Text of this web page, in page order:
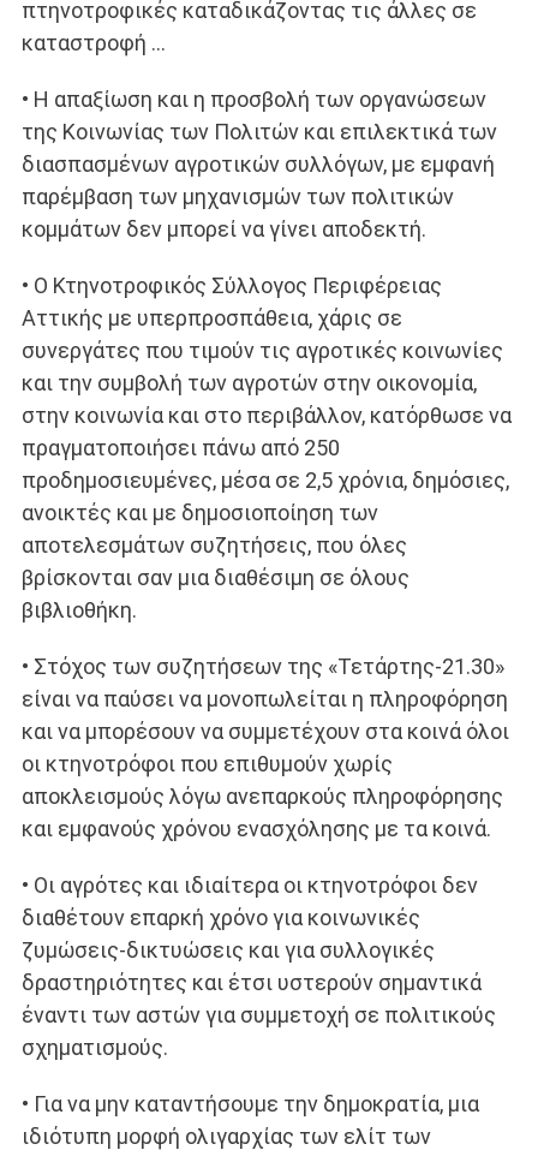
πτηνοτροφικές καταδικάζοντας τις άλλες σε
καταστροφή …
• Η απαξίωση και η προσβολή των οργανώσεων
της Κοινωνίας των Πολιτών και επιλεκτικά των
διασπασμένων αγροτικών συλλόγων, με εμφανή
παρέμβαση των μηχανισμών των πολιτικών
κομμάτων δεν μπορεί να γίνει αποδεκτή.
• Ο Κτηνοτροφικός Σύλλογος Περιφέρειας
Αττικής με υπερπροσπάθεια, χάρις σε
συνεργάτες που τιμούν τις αγροτικές κοινωνίες
και την συμβολή των αγροτών στην οικονομία,
στην κοινωνία και στο περιβάλλον, κατόρθωσε να
πραγματοποιήσει πάνω από 250
προδημοσιευμένες, μέσα σε 2,5 χρόνια, δημόσιες,
ανοικτές και με δημοσιοποίηση των
αποτελεσμάτων συζητήσεις, που όλες
βρίσκονται σαν μια διαθέσιμη σε όλους
βιβλιοθήκη.
• Στόχος των συζητήσεων της «Τετάρτης-21.30»
είναι να παύσει να μονοπωλείται η πληροφόρηση
και να μπορέσουν να συμμετέχουν στα κοινά όλοι
οι κτηνοτρόφοι που επιθυμούν χωρίς
αποκλεισμούς λόγω ανεπαρκούς πληροφόρησης
και εμφανούς χρόνου ενασχόλησης με τα κοινά.
• Οι αγρότες και ιδιαίτερα οι κτηνοτρόφοι δεν
διαθέτουν επαρκή χρόνο για κοινωνικές
ζυμώσεις-δικτυώσεις και για συλλογικές
δραστηριότητες και έτσι υστερούν σημαντικά
έναντι των αστών για συμμετοχή σε πολιτικούς
σχηματισμούς.
• Για να μην καταντήσουμε την δημοκρατία, μια
ιδιότυπη μορφή ολιγαρχίας των ελίτ των